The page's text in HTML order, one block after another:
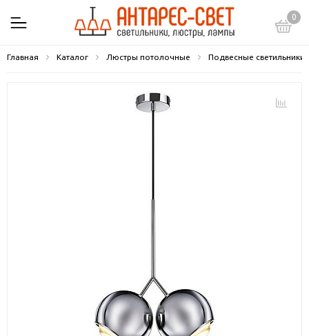
0
Главная Каталог Люстры потолочные Подвесные светильники